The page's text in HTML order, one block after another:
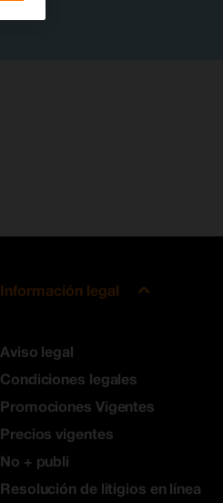
Información legal
Aviso legal
Condiciones legales
Promociones Vigentes
Precios vigentes
No + publi
Resolución de litigios en línea